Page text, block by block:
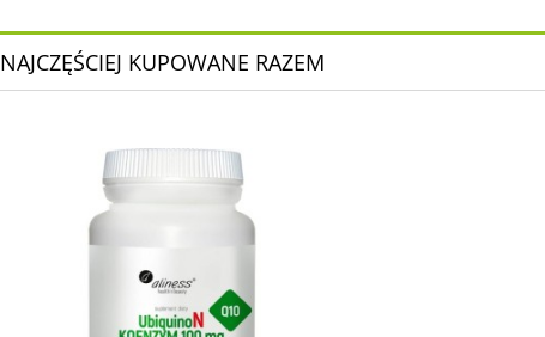
NAJCZĘŚCIEJ KUPOWANE RAZEM